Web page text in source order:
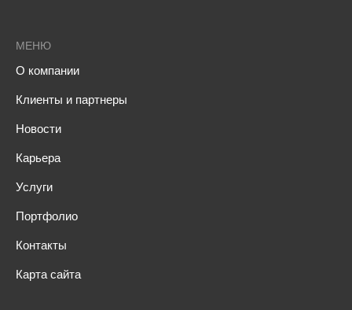
МЕНЮ
О компании
Клиенты и партнеры
Новости
Карьера
Услуги
Портфолио
Контакты
Карта сайта